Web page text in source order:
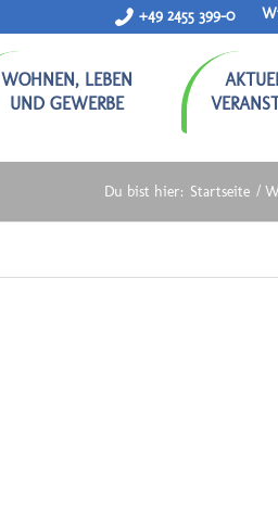
+49 2455 399-0
WOHNEN, LEBEN
UND GEWERBE
Du bist hier: Startseite /